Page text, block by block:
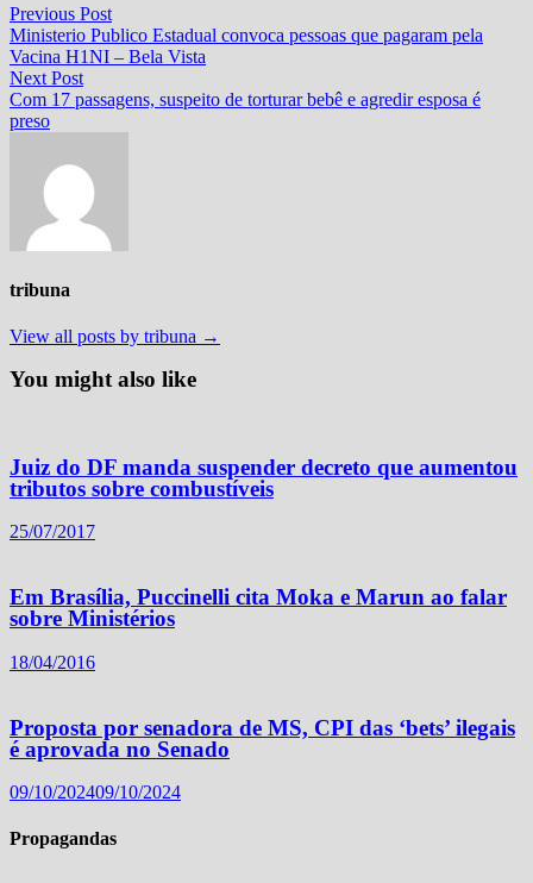
Navegação
de
Post
Previous PostPrevious
post:
Ministerio Publico Estadual convoca pessoas que pagaram pela
Vacina H1NI – Bela Vista
Next PostNext
post:
Com 17 passagens, suspeito de torturar bebê e agredir esposa é
preso
tribuna
View all posts by tribuna →
You might also like
Juiz do DF manda suspender decreto que aumentou
tributos sobre combustíveis
25/07/2017
Em Brasília, Puccinelli cita Moka e Marun ao falar
sobre Ministérios
18/04/2016
Proposta por senadora de MS, CPI das ‘bets’ ilegais
é aprovada no Senado
09/10/202409/10/2024
Propagandas